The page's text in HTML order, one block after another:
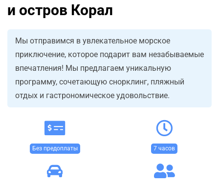
и остров Корал
Мы отправимся в увлекательное морское
приключение, которое подарит вам незабываемые
впечатления! Мы предлагаем уникальную
программу, сочетающую снорклинг, пляжный
отдых и гастрономическое удовольствие.
Без предоплаты 7 часов